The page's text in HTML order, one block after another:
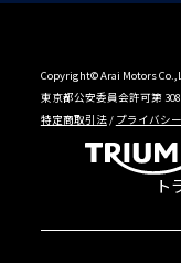
Copyright© Arai Motors
東京都公安委員会許可第
特定商取引法/ プライバシ
ト